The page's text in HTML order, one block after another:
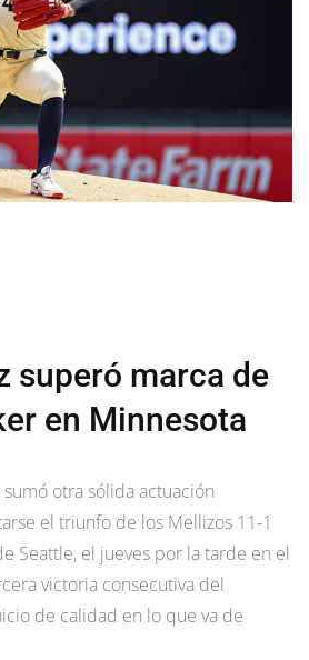
superó marca de
en Minnesota
sumó otra sólida actuación
el triunfo de los Mellizos 11-1
Seattle, el jueves por la tarde en el
victoria consecutiva del
de calidad en lo que va de